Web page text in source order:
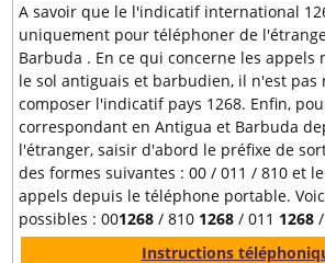
A savoir que le l'indicatif international
uniquement pour téléphoner de
Barbuda . En ce qui concerne les appels
le sol antiguais et barbudien, il n'est pas
composer l'indicatif pays 1268. Enfin,
correspondant en Antigua et Barbuda
l'étranger, saisir d'abord le préfixe de
des formes suivantes : 00 / 011 / 810 et
appels depuis le téléphone portable.
possibles : 001268 / 810 1268 / 011 1268
Instructions